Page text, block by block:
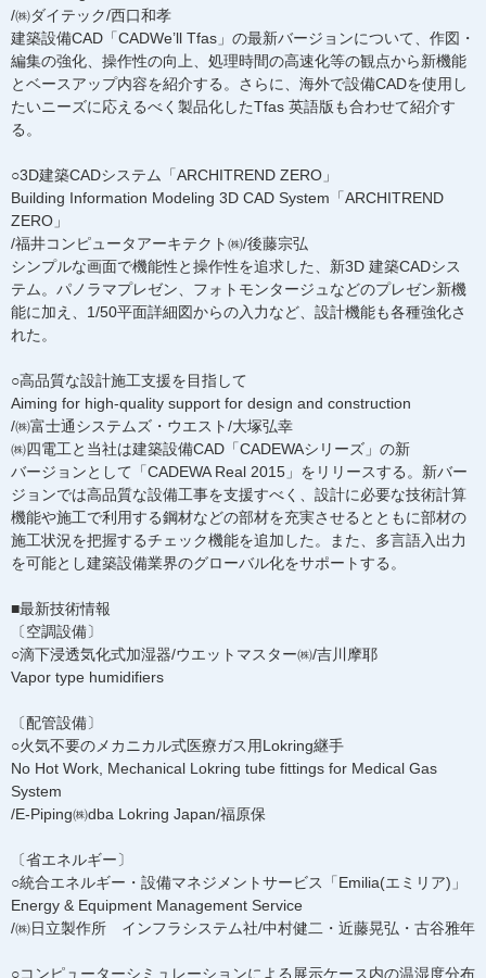
/㈱ダイテック/西口和孝
建築設備CAD「CADWe’ll Tfas」の最新バージョンについて、作図・
編集の強化、操作性の向上、処理時間の高速化等の観点から新機能
とベースアップ内容を紹介する。さらに、海外で設備CADを使用し
たいニーズに応えるべく製品化したTfas 英語版も合わせて紹介す
る。
○3D建築CADシステム「ARCHITREND ZERO」
Building Information Modeling 3D CAD System「ARCHITREND
ZERO」
/福井コンピュータアーキテクト㈱/後藤宗弘
シンプルな画面で機能性と操作性を追求した、新3D 建築CADシス
テム。パノラマプレゼン、フォトモンタージュなどのプレゼン新機
能に加え、1/50平面詳細図からの入力など、設計機能も各種強化さ
れた。
○高品質な設計施工支援を目指して
Aiming for high-quality support for design and construction
/㈱富士通システムズ・ウエスト/大塚弘幸
㈱四電工と当社は建築設備CAD「CADEWAシリーズ」の新
バージョンとして「CADEWA Real 2015」をリリースする。新バー
ジョンでは高品質な設備工事を支援すべく、設計に必要な技術計算
機能や施工で利用する鋼材などの部材を充実させるとともに部材の
施工状況を把握するチェック機能を追加した。また、多言語入出力
を可能とし建築設備業界のグローバル化をサポートする。
■最新技術情報
〔空調設備〕
○滴下浸透気化式加湿器/ウエットマスター㈱/吉川摩耶
Vapor type humidifiers
〔配管設備〕
○火気不要のメカニカル式医療ガス用Lokring継手
No Hot Work, Mechanical Lokring tube fittings for Medical Gas
System
/E-Piping㈱dba Lokring Japan/福原保
〔省エネルギー〕
○統合エネルギー・設備マネジメントサービス「Emilia(エミリア)」
Energy & Equipment Management Service
/㈱日立製作所 インフラシステム社/中村健二・近藤晃弘・古谷雅年
○コンピューターシミュレーションによる展示ケース内の温湿度分布